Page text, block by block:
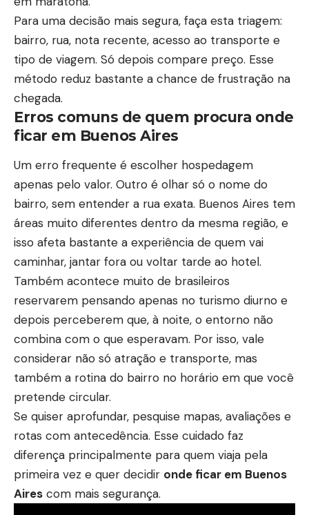
Para uma decisão mais segura, faça esta triagem:
bairro, rua, nota recente, acesso ao transporte e
tipo de viagem. Só depois compare preço. Esse
método reduz bastante a chance de frustração na
chegada.
Erros comuns de quem procura onde
ficar em Buenos Aires
Um erro frequente é escolher hospedagem
apenas pelo valor. Outro é olhar só o nome do
bairro, sem entender a rua exata. Buenos Aires tem
áreas muito diferentes dentro da mesma região, e
isso afeta bastante a experiência de quem vai
caminhar, jantar fora ou voltar tarde ao hotel.
Também acontece muito de brasileiros
reservarem pensando apenas no turismo diurno e
depois perceberem que, à noite, o entorno não
combina com o que esperavam. Por isso, vale
considerar não só atração e transporte, mas
também a rotina do bairro no horário em que você
pretende circular.
Se quiser aprofundar, pesquise mapas, avaliações e
rotas com antecedência. Esse cuidado faz
diferença principalmente para quem viaja pela
primeira vez e quer decidir onde ficar em Buenos
Aires com mais segurança.